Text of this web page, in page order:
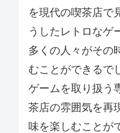
を現代の喫茶店で
うしたレトロなゲ
多くの人々がその
むことができるで
ゲームを取り扱う
茶店の雰囲気を再
味を楽しむことが